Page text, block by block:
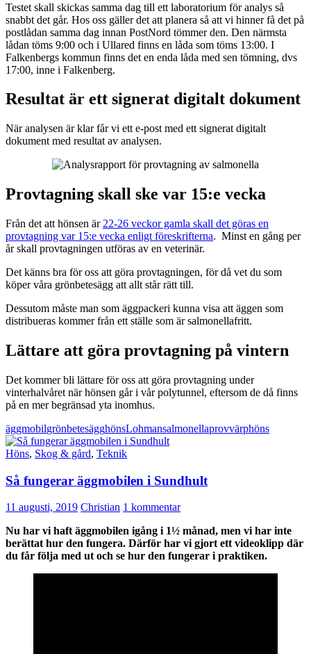
Testet skall skickas samma dag till ett laboratorium för analys så
snabbt det går. Hos oss gäller det att planera så att vi hinner få det på
postlådan samma dag innan PostNord tömmer den. Den närmsta
lådan töms 9:00 och i Ullared finns en låda som töms 13:00. I
Falkenbergs kommun finns det en enda låda med sen tömning, dvs
17:00, inne i Falkenberg.
Resultat är ett signerat digitalt dokument
När analysen är klar får vi ett e-post med ett signerat digitalt
dokument med resultat av analysen.
Provtagning skall ske var 15:e vecka
Från det att hönsen är 22-26 veckor gamla skall det göras en
provtagning var 15:e vecka enligt föreskrifterna. Minst en gång per
år skall provtagningen utföras av en veterinär.
Det känns bra för oss att göra provtagningen, för då vet du som
köper våra grönbetesägg att allt står rätt till.
Dessutom måste man som äggpackeri kunna visa att äggen som
distribueras kommer från ett ställe som är salmonellafritt.
Lättare att göra provtagning på vintern
Det kommer bli lättare för oss att göra provtagning under
vinterhalvåret när hönsen går i vår polytunnel, eftersom de då finns
på en mer begränsad yta inomhus.
äggmobilgrönbetesägghönsLohmansalmonellaprovvärphöns
Höns, Skog & gård, Teknik
Så fungerar äggmobilen i Sundhult
11 augusti, 2019 Christian 1 kommentar
Nu har vi haft äggmobilen igång i 1½ månad, men vi har inte
berättat hur den fungera. Därför har vi gjort ett videoklipp där
du får följa med ut och se hur den fungerar i praktiken.